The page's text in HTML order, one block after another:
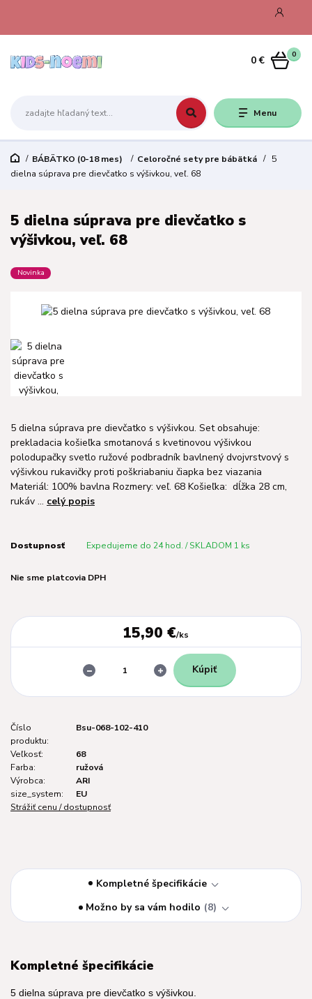
Menu
0
0 €
BÁBÄTKO (0-18 mes) Celoročné sety pre bábätká
5
dielna súprava pre dievčatko s výšivkou, veľ. 68
5 dielna súprava pre dievčatko s
výšivkou, veľ. 68
Novinka
5 dielna súprava pre dievčatko s výšivkou. Set obsahuje:
prekladacia košieľka smotanová s kvetinovou výšivkou
polodupačky svetlo ružové podbradník bavlnený dvojvrstvový s
výšivkou rukavičky proti poškriabaniu čiapka bez viazania
Materiál: 100% bavlna Rozmery: veľ. 68 Košieľka: dĺžka 28 cm,
rukáv ... celý popis
Dostupnosť Expedujeme do 24 hod. / SKLADOM 1 ks
Nie sme platcovia DPH
15,90 €/ks
Kúpiť
Číslo
produktu:
Bsu-068-102-410
Veľkosť:
68
Farba:
ružová
Výrobca:
ARI
size_system:
EU
Strážiť cenu / dostupnosť
Kompletné špecifikácie
Možno by sa vám hodilo
8
Kompletné špecifikácie
5 dielna súprava pre dievčatko s výšivkou.